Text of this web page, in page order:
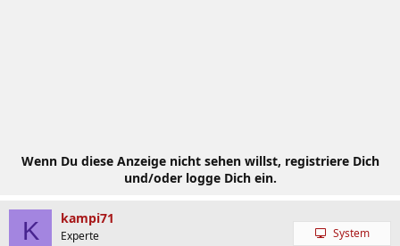
Wenn Du diese Anzeige nicht sehen willst, registriere Dich
und/oder logge Dich ein.
K kampi71
Experte System